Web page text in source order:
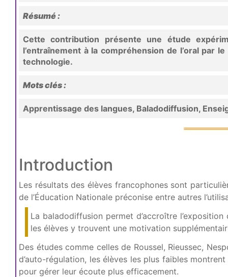
Résumé :
Cette contribution présente une étude
l’entraînement à la compréhension de l’oral par
technologie.
Mots clés :
Apprentissage des langues, Baladodiffusion,
Introduction
Les résultats des élèves francophones sont
de l’Éducation Nationale préconise entre autres
La baladodiffusion permet d’accroître
les élèves y trouvent une motivation
Des études comme celles de Roussel, Rieussec,
d’auto-régulation, les élèves les plus faibles
pour gérer leur écoute plus efficacement.